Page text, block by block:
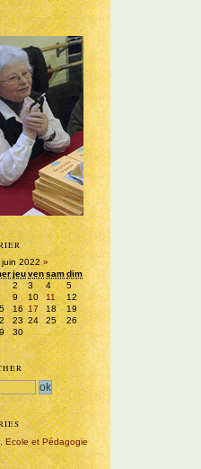
juin 2022»
jeuvensamdim
2 3 4
5
9 10 11
12
16 17 18
19
23 24 25
26
30
Ecole et Pédagogie